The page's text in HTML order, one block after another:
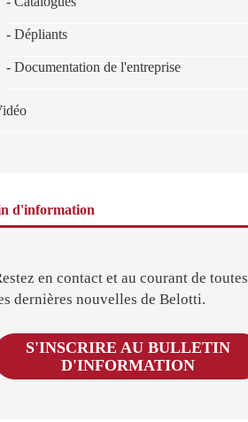
- Dépliants
- Documentation de l'entreprise
d'information
en contact et au courant de toutes
dernières nouvelles de Belotti.
S'INSCRIRE AU BULLETIN
D'INFORMATION